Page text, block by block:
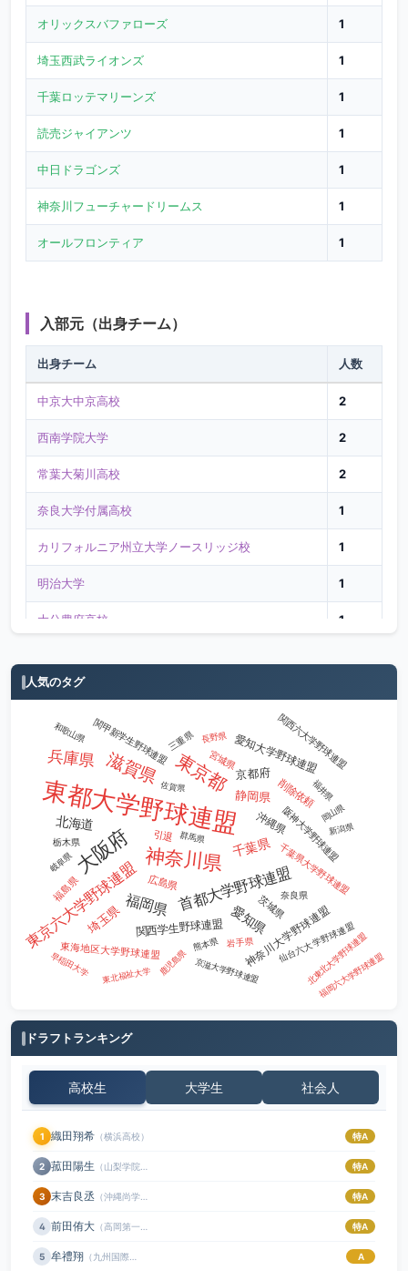
オリックスバファローズ 1
埼玉西武ライオンズ 1
千葉ロッテマリーンズ 1
読売ジャイアンツ 1
中日ドラゴンズ 1
神奈川フューチャードリームス 1
オールフロンティア 1
入部元（出身チーム）
出身チーム 人数
中京大中京高校 2
西南学院大学 2
常葉大菊川高校 2
奈良大学付属高校 1
カリフォルニア州立大学ノースリッジ校 1
明治大学 1
大分豊府高校 1
栄徳高校
東北福祉大学
慶應義塾大学 1
創成館高校 1
東海大学 1
東海大菅生高校
中日ドラゴンズ
小諸義塾高校 1
土岐商業高校 1
明星大学 1
山梨学院大学 1
筑前高校
人気のタグ
東都大学野球連盟
大阪府 神奈川県
東京都
滋賀県
兵庫県
首都大学野球連盟
東京六大学野球連盟福岡県
北海道
愛知県
千葉県
埼玉県
静岡県
京都府
関西学生野球連盟
愛知大学野球連盟
神奈川大学野球連盟
沖縄県
削除依頼
広島県
引退
茨城県
福島県
東海地区大学野球連盟
宮城県 関西六大学野球連盟
関甲新学生野球連盟
阪神大学野球連盟
千葉県大学野球連盟
奈良県
栃木県
三重県
仙台六大学野球連盟
岩手県
岐阜県
和歌山県 長野県
福井県
北東北大学野球連盟
熊本県
群馬県
岡山県
鹿児島県 福岡六大学野球連盟
早稲田大学 京滋大学野球連盟
新潟県
佐賀県
東北福祉大学
ドラフトランキング
高校生 大学生 社会人
1 織田翔希 （横浜高校） 特A
2 菰田陽生 特A
3 末吉良丞 特A
4 前田侑大 特A
5 牟禮翔 A